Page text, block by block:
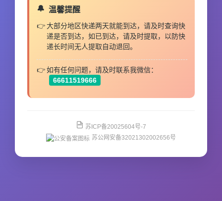
温馨提醒
大部分地区快递两天就能到达，请及时查询快
递是否到达，如已到达，请及时提取，以防快
递长时间无人提取自动退回。
如有任何问题，请及时联系我微信：
66611519666
苏ICP备20025604号-7
苏公网安备32021302002656号